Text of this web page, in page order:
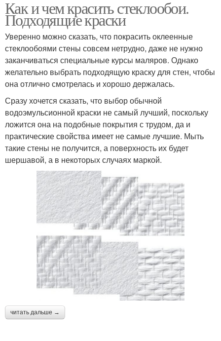
Как и чем красить стеклообои.
Подходящие краски
Уверенно можно сказать, что покрасить оклеенные
стеклообоями стены совсем нетрудно, даже не нужно
заканчиваться специальные курсы маляров. Однако
желательно выбрать подходящую краску для стен, чтобы
она отлично смотрелась и хорошо держалась.
Сразу хочется сказать, что выбор обычной
водоэмульсионной краски не самый лучший, поскольку
ложится она на подобные покрытия с трудом, да и
практические свойства имеет не самые лучшие. Мыть
такие стены не получится, а поверхность их будет
шершавой, а в некоторых случаях маркой.
читать дальше →